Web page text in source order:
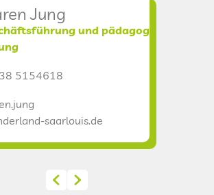
Jung
und pädagogische
5154618
saarlouis.de